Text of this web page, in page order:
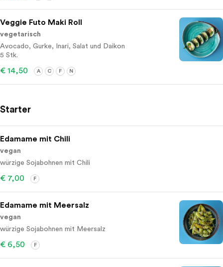
Veggie Futo Maki Roll
vegetarisch
Avocado, Gurke, Inari, Salat und Daikon
5 Stk.
€ 14,50 A C F N
Starter
Edamame mit Chili
vegan
würzige Sojabohnen mit Chili
€ 7,00 F
Edamame mit Meersalz
vegan
würzige Sojabohnen mit Meersalz
€ 6,50 F